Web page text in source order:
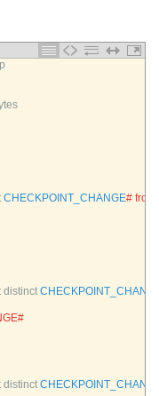
CHECKPOINT_CHANGE#
distinct
distinct